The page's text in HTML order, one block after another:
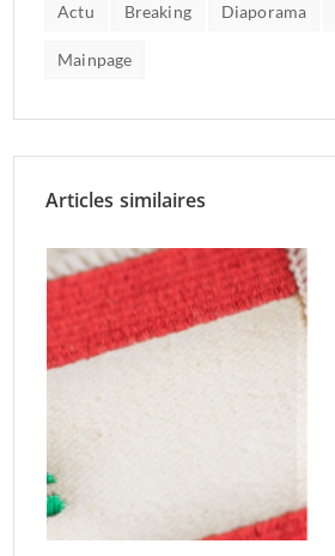
Actu Breaking Diaporama
Mainpage
Articles similaires